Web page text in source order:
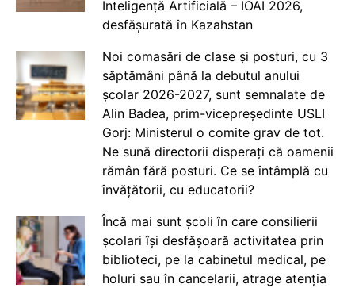
Inteligență Artificială – IOAI 2026,
desfășurată în Kazahstan
Noi comasări de clase și posturi, cu 3
săptămâni până la debutul anului
școlar 2026-2027, sunt semnalate de
Alin Badea, prim-vicepreședinte USLI
Gorj: Ministerul o comite grav de tot.
Ne sună directorii disperați că oamenii
rămân fără posturi. Ce se întâmplă cu
învățătorii, cu educatorii?
Încă mai sunt școli în care consilierii
școlari își desfășoară activitatea prin
biblioteci, pe la cabinetul medical, pe
holuri sau în cancelarii, atrage atenția